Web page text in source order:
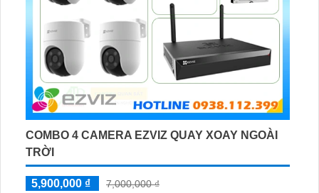
COMBO 4 CAMERA EZVIZ QUAY XOAY NGOÀI
TRỜI
5,900,000 ₫ 7,000,000 ₫